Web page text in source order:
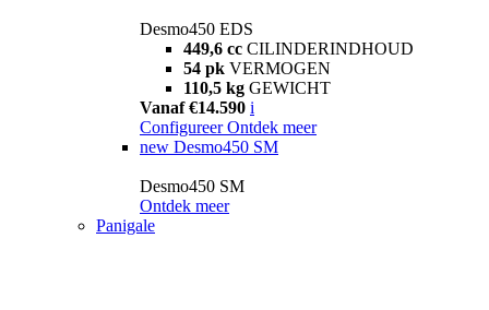
Desmo450 EDS
449,6 cc CILINDERINDHOUD
54 pk VERMOGEN
110,5 kg GEWICHT
Vanaf €14.590 i
Configureer Ontdek meer
new Desmo450 SM
Desmo450 SM
Ontdek meer
Panigale